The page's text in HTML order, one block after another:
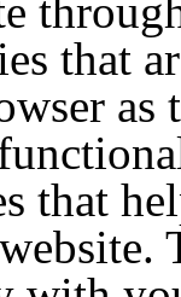
that
as
that